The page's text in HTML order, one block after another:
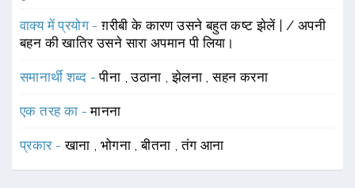
वाक्य में प्रयोग -ग़रीबी के कारण उसने बहुत कष्ट झेलें | / अपनी
बहन की खातिर उसने सारा अपमान पी लिया।
समानार्थी शब्द -पीना ,उठाना ,झेलना ,सहन करना
एक तरह का -मानना
प्रकार -खाना भोगना ,बीतना ,तंग आना